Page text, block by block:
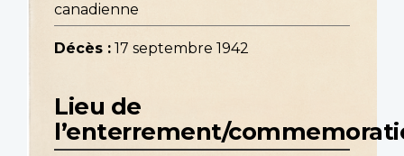
canadienne
Décès : 17 septembre 1942
Lieu de
l’enterrement/